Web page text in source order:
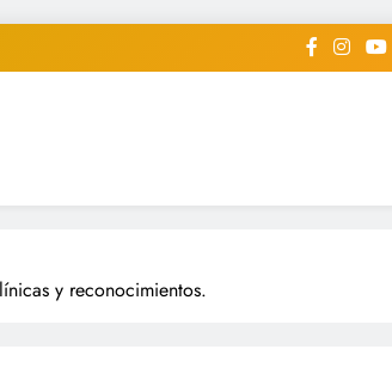
Deportivo Digital"
y reconocimientos.